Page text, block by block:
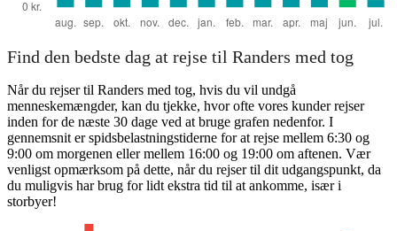
Find den bedste dag at rejse til Randers med tog
Når du rejser til Randers med tog, hvis du vil undgå
menneskemængder, kan du tjekke, hvor ofte vores kunder rejser
inden for de næste 30 dage ved at bruge grafen nedenfor. I
gennemsnit er spidsbelastningstiderne for at rejse mellem 6:30 og
9:00 om morgenen eller mellem 16:00 og 19:00 om aftenen. Vær
venligst opmærksom på dette, når du rejser til dit udgangspunkt, da
du muligvis har brug for lidt ekstra tid til at ankomme, især i
storbyer!